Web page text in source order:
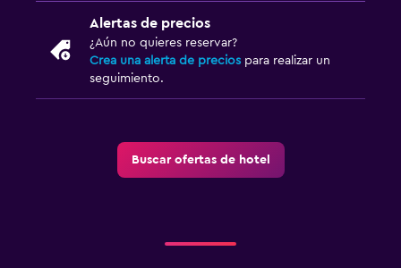
Alertas de precios
¿Aún no quieres reservar?
Crea una alerta de precios para realizar un
seguimiento.
Buscar ofertas de hotel